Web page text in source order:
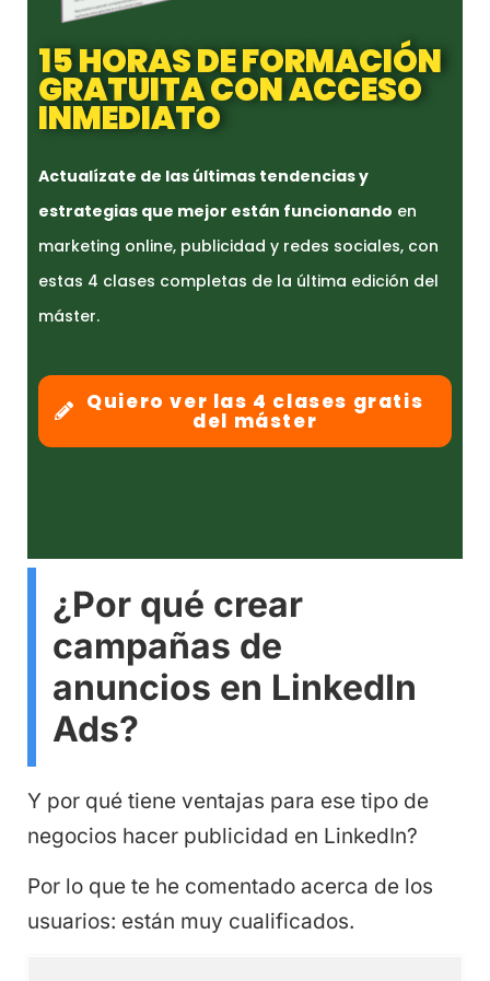
15 HORAS DE FORMACIÓN
GRATUITA CON ACCESO
INMEDIATO
Actualízate de las últimas tendencias y
estrategias que mejor están funcionando en
marketing online, publicidad y redes sociales, con
estas 4 clases completas de la última edición del
máster.
Quiero ver las 4 clases gratis
del máster
¿Por qué crear
campañas de
anuncios en LinkedIn
Ads?
Y por qué tiene ventajas para ese tipo de
negocios hacer publicidad en LinkedIn?
Por lo que te he comentado acerca de los
usuarios: están muy cualificados.